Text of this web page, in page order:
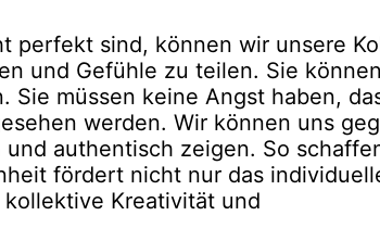
perfekt sind, können wir unsere
und Gefühle zu teilen. Sie
müssen keine Angst haben,
werden. Wir können uns
authentisch zeigen. So
fördert nicht nur das
Kreativität und